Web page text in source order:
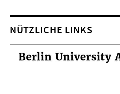
NÜTZLICHE LINKS